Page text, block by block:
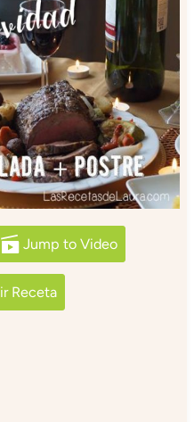
Jump to Video
Receta